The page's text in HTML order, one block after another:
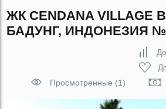
ЖК CENDANA VILLAGE
БАДУНГ, ИНДОНЕЗИЯ №
Просмотренные (1)